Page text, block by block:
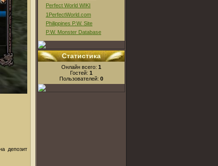
депозит
Perfect World WIKI
1PerfectWorld.com
Philippines P.W. Site
P.W. Monster Database
Статистика
Онлайн всего: 1
Гостей: 1
Пользователей: 0